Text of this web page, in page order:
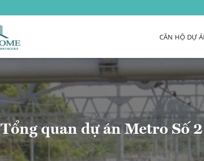
CĂN HỘ DỰ
Tổng quan dự án Metro Số